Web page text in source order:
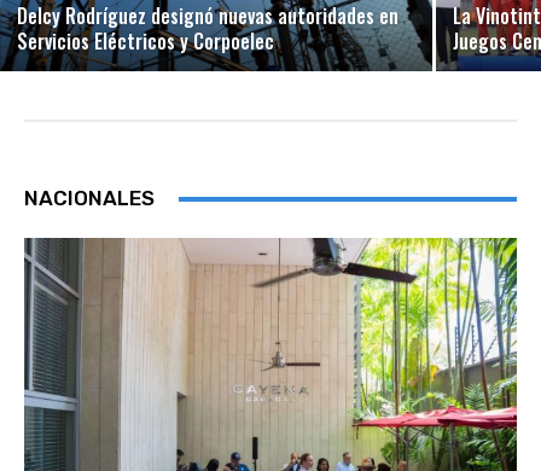
Delcy Rodríguez designó nuevas autoridades en
Servicios Eléctricos y Corpoelec
La
Juegos
NACIONALES